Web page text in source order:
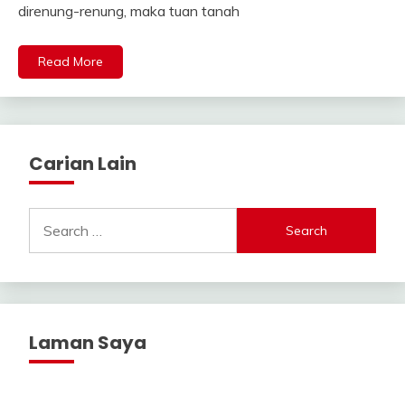
direnung-renung, maka tuan tanah
Read More
Carian Lain
for:
Laman Saya